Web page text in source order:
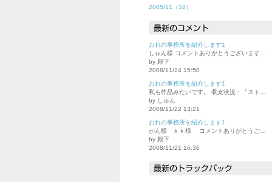
2005/11（18）
おれの事務所を紹介します1
しゅん様 コメントありがとうございます…
by 殿下
2008/11/24 15:50
おれの事務所を紹介します1
私も作品みたいです。 収支状況・「スト…
by しゅん
2008/11/22 13:21
おれの事務所を紹介します1
かん様 ｋｋ様 コメントありがとうご…
by 殿下
2008/11/21 16:36